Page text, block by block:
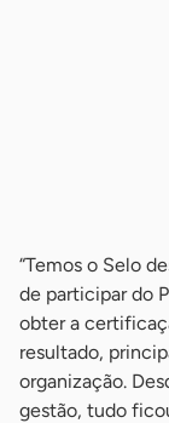
“Temos o Selo
de participar do
obter a
resultado,
organização.
gestão, tudo